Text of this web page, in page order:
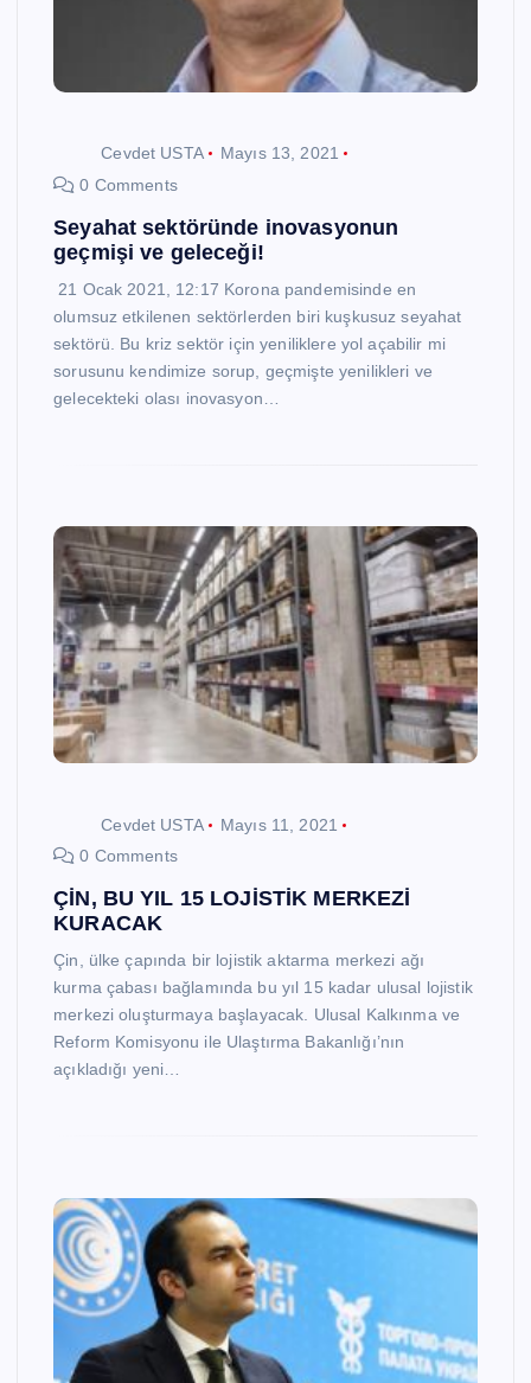
Cevdet USTA
Mayıs 13, 2021
0 Comments
Seyahat sektöründe inovasyonun
geçmişi ve geleceği!
21 Ocak 2021, 12:17 Korona pandemisinde en
olumsuz etkilenen sektörlerden biri kuşkusuz seyahat
sektörü. Bu kriz sektör için yeniliklere yol açabilir mi
sorusunu kendimize sorup, geçmişte yenilikleri ve
gelecekteki olası inovasyon…
Cevdet USTA
Mayıs 11, 2021
0 Comments
ÇİN, BU YIL 15 LOJİSTİK MERKEZİ
KURACAK
Çin, ülke çapında bir lojistik aktarma merkezi ağı
kurma çabası bağlamında bu yıl 15 kadar ulusal lojistik
merkezi oluşturmaya başlayacak. Ulusal Kalkınma ve
Reform Komisyonu ile Ulaştırma Bakanlığı’nın
açıkladığı yeni…